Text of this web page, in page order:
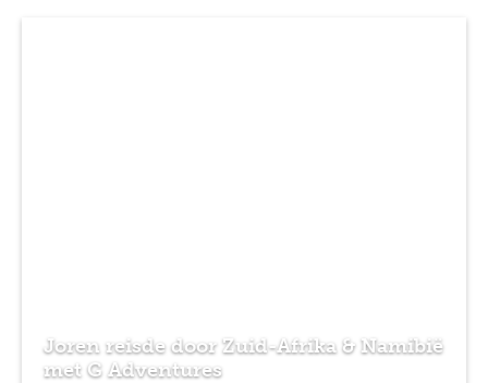
Joren reisde door Zuid-Afrika & Namibië
met G Adventures